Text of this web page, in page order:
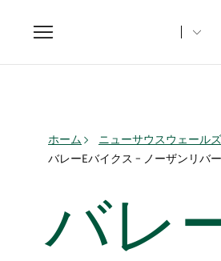
Toggle
navigation
ホーム ニューサウスウェール
バレーEバイクス – ノーザンリバ
バレ